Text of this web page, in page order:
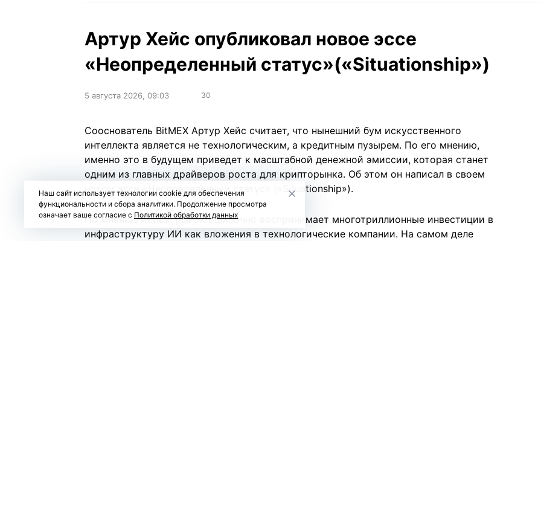
Артур Хейс опубликовал новое эссе
«Неопределенный статус»(«Situationship»)
5 августа 2026, 09:03 30
Сооснователь BitMEX Артур Хейс считает, что нынешний бум искусственного
интеллекта является не технологическим, а кредитным пузырем. По его мнению,
именно это в будущем приведет к масштабной денежной эмиссии, которая станет
одним из главных драйверов роста для крипторынка. Об этом он написал в своем
«Неопределенный статус» («Situationship»).
По мнению Хейса, рынок ошибочно воспринимает многотриллионные инвестиции в
инфраструктуру ИИ как вложения в технологические компании. На самом деле
Наш сайт использует технологии cookie для обеспечения
функциональности и сбора аналитики. Продолжение просмотра
означает ваше согласие с Политикой обработки данных